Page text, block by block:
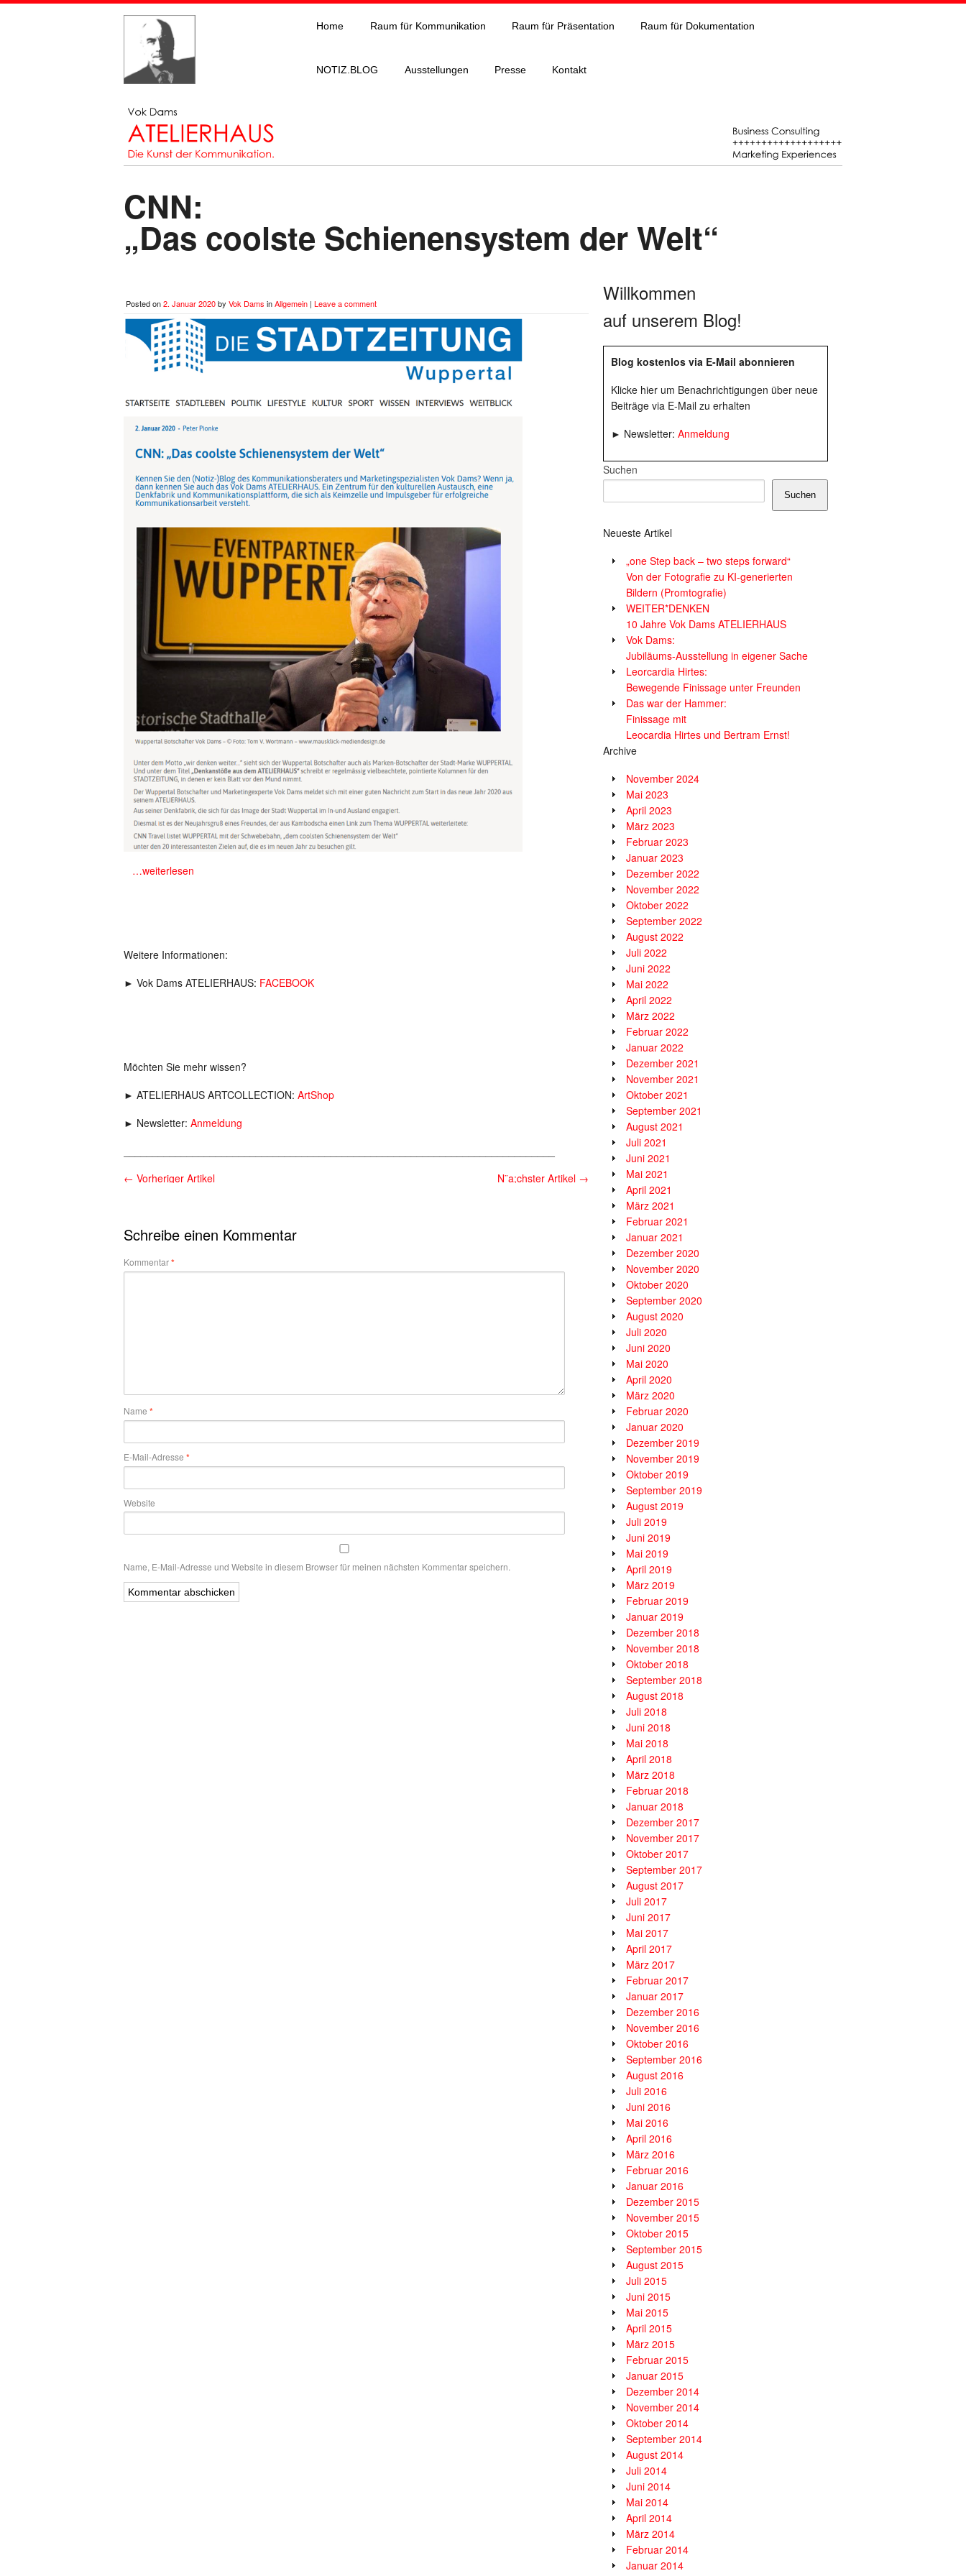
Home Raum für Kommunikation Raum für Präsentation Raum für Dokumentation
NOTIZ.BLOG Ausstellungen Presse Kontakt
CNN:
„Das coolste Schienensystem der Welt“
Posted on2. Januar 2020by Vok Dams inAllgemein | Leave a comment
…weiterlesen
Weitere Informationen:
► Vok Dams ATELIERHAUS: FACEBOOK
Möchten Sie mehr wissen?
► ATELIERHAUS ARTCOLLECTION: ArtShop
► Newsletter: Anmeldung
← Vorheriger Artikel N¨a;chster Artikel →
Schreibe einen Kommentar
Kommentar*
Name *
E-Mail-Adresse *
Website
Name, E-Mail-Adresse und Website in diesem Browser für meinen nächsten Kommentar speichern.
Willkommen
auf unserem Blog!
Blog kostenlos via E-Mail abonnieren
Klicke hier um Benachrichtigungen über neue
Beiträge via E-Mail zu erhalten
► Newsletter: Anmeldung
Suchen
Suchen
Neueste Artikel
„one Step back – two steps forward“
Von der Fotografie zu KI-generierten
Bildern (Promtografie)
WEITER*DENKEN
10 Jahre Vok Dams ATELIERHAUS
Vok Dams:
Jubiläums-Ausstellung in eigener Sache
Leorcardia Hirtes:
Bewegende Finissage unter Freunden
Das war der Hammer:
Finissage mit
Leocardia Hirtes und Bertram Ernst!
Archive
November 2024
Mai 2023
April 2023
März 2023
Februar 2023
Januar 2023
Dezember 2022
November 2022
Oktober 2022
September 2022
August 2022
Juli 2022
Juni 2022
Mai 2022
April 2022
März 2022
Februar 2022
Januar 2022
Dezember 2021
November 2021
Oktober 2021
September 2021
August 2021
Juli 2021
Juni 2021
Mai 2021
April 2021
März 2021
Februar 2021
Januar 2021
Dezember 2020
November 2020
Oktober 2020
September 2020
August 2020
Juli 2020
Juni 2020
Mai 2020
April 2020
März 2020
Februar 2020
Januar 2020
Dezember 2019
November 2019
Oktober 2019
September 2019
August 2019
Juli 2019
Juni 2019
Mai 2019
April 2019
März 2019
Februar 2019
Januar 2019
Dezember 2018
November 2018
Oktober 2018
September 2018
August 2018
Juli 2018
Juni 2018
Mai 2018
April 2018
März 2018
Februar 2018
Januar 2018
Dezember 2017
November 2017
Oktober 2017
September 2017
August 2017
Juli 2017
Juni 2017
Mai 2017
April 2017
März 2017
Februar 2017
Januar 2017
Dezember 2016
November 2016
Oktober 2016
September 2016
August 2016
Juli 2016
Juni 2016
Mai 2016
April 2016
März 2016
Februar 2016
Januar 2016
Dezember 2015
November 2015
Oktober 2015
September 2015
August 2015
Juli 2015
Juni 2015
Mai 2015
April 2015
März 2015
Februar 2015
Januar 2015
Dezember 2014
November 2014
Oktober 2014
September 2014
August 2014
Juli 2014
Juni 2014
Mai 2014
April 2014
März 2014
Februar 2014
Januar 2014